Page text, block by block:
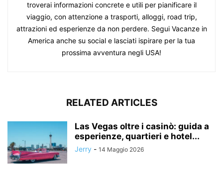
troverai informazioni concrete e utili per pianificare il
viaggio, con attenzione a trasporti, alloggi, road trip,
attrazioni ed esperienze da non perdere. Segui Vacanze in
America anche su social e lasciati ispirare per la tua
prossima avventura negli USA!
RELATED ARTICLES
Las Vegas oltre i casinò: guida a
esperienze, quartieri e hotel...
Jerry - 14 Maggio 2026